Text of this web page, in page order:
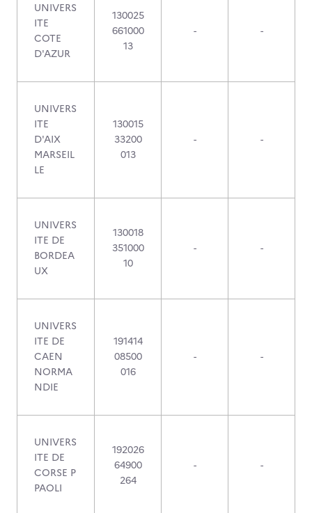
UNIVERS
ITE
COTE
D'AZUR
130025
661000
13
- -
UNIVERS
ITE
D'AIX
MARSEIL
LE
130015
33200
013
- -
UNIVERS
ITE DE
BORDEA
UX
130018
351000
10
- -
UNIVERS
ITE DE
CAEN
NORMA
NDIE
191414
08500
016
- -
UNIVERS
ITE DE
CORSE P
PAOLI
192026
64900
264
- -